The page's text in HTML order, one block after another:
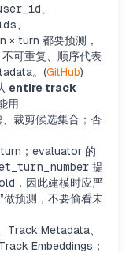
× turn 都要预测，
可重复、顺序代表
。(GitHub)
entire track
用
裁剪候选集合；否
；evaluator 的
提
，因此建模时应严
做预测，不要偷看未
Track Metadata、
Embeddings；